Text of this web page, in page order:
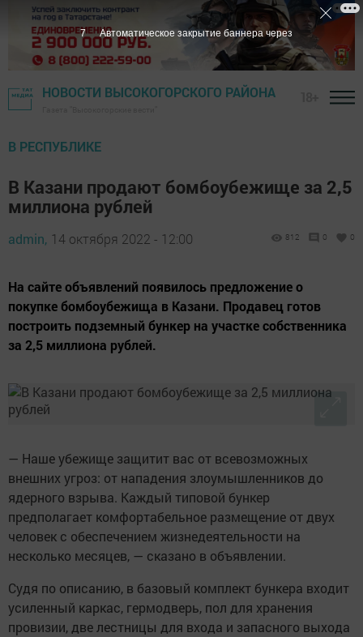
НОВОСТИ ВЫСОКОГОРСКОГО РАЙОНА
В РЕСПУБЛИКЕ
В Казани продают бомбоубежище за 2,5
миллиона рублей
admin, 14 октября 2022 - 12:00 812 0 0
На сайте объявлений появилось предложение о
покупке бомбоубежища в Казани. Продавец готов
построить подземный бункер на участке собственника
за 2,5 миллиона рублей.
— Наше убежище защитит вас от всевозможных
внешних угроз: от нападения злоумышленников до
ядерного взрыва. Каждый типовой бункер
предполагает комфортабельное размещение от двух
человек с обеспечением жизнедеятельности на
несколько месяцев, — сказано в объявлении.
Судя по описанию, в базовый комплект бункера входит
усиленный каркас, гермодверь, пол для хранения
провизии, две лестницы для входа и запасного выхода
6 Автоматическое закрытие баннера через